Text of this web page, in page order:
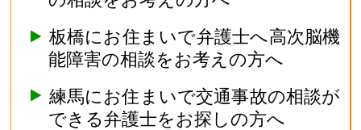
板橋にお住まいで弁護士へ高次脳機
能障害の相談をお考えの方へ
練馬にお住まいで交通事故の相談が
できる弁護士をお探しの方へ